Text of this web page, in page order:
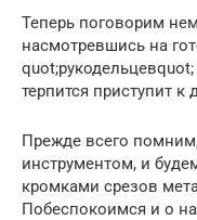
Теперь поговорим
насмотревшись на
терпится приступит к
Прежде всего
инструментом, и
кромками срезов
Побеспокоимся и о